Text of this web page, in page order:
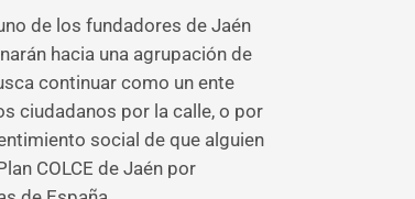
de los fundadores de Jaén
hacia una agrupación de
continuar como un ente
ciudadanos por la calle, o por
social de que alguien
COLCE de Jaén por